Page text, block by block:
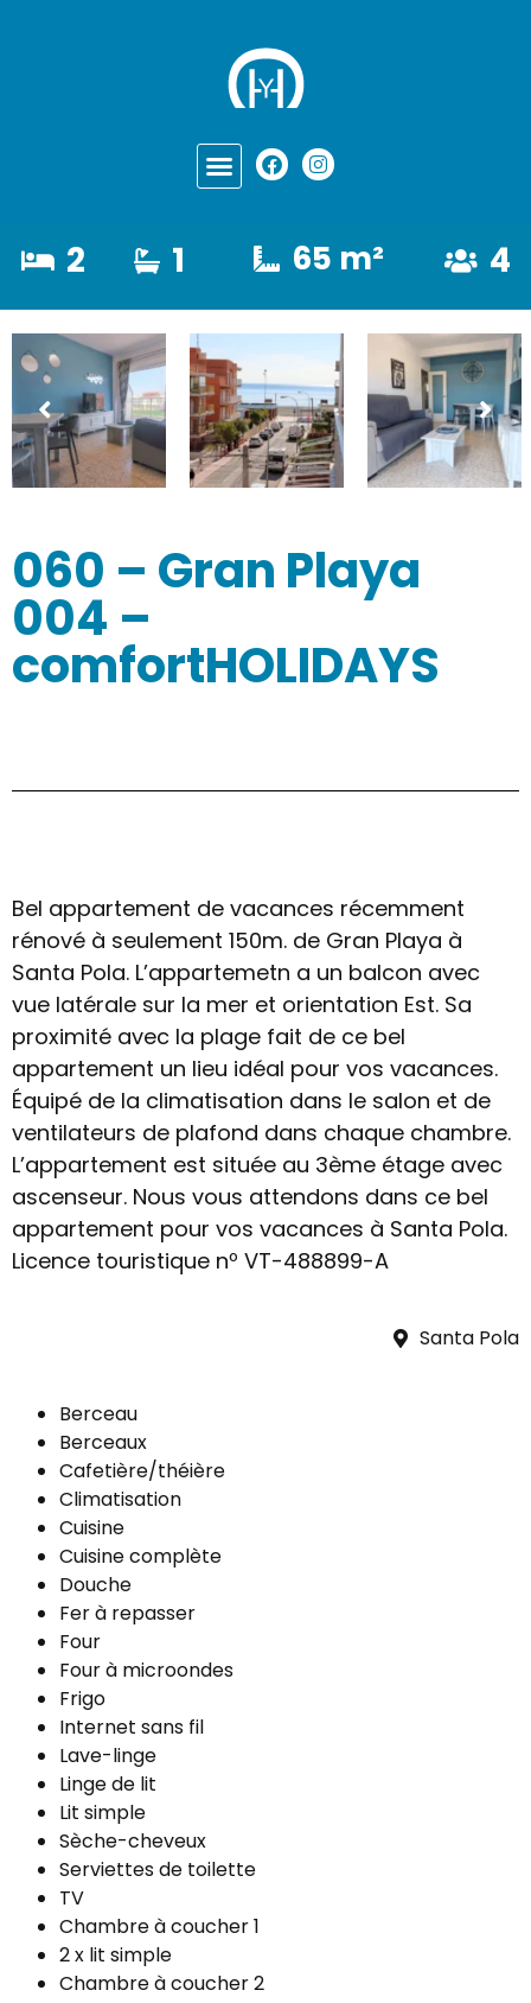
2 1 65 m² 4
060 – Gran Playa
004 –
comfortHOLIDAYS
Bel appartement de vacances récemment
rénové à seulement 150m. de Gran Playa à
Santa Pola. L’appartemetn a un balcon avec
vue latérale sur la mer et orientation Est. Sa
proximité avec la plage fait de ce bel
appartement un lieu idéal pour vos vacances.
Équipé de la climatisation dans le salon et de
ventilateurs de plafond dans chaque chambre.
L’appartement est située au 3ème étage avec
ascenseur. Nous vous attendons dans ce bel
appartement pour vos vacances à Santa Pola.
Licence touristique nº VT-488899-A
Santa Pola
Berceau
Berceaux
Cafetière/théière
Climatisation
Cuisine
Cuisine complète
Douche
Fer à repasser
Four
Four à microondes
Frigo
Internet sans fil
Lave-linge
Linge de lit
Lit simple
Sèche-cheveux
Serviettes de toilette
TV
Chambre à coucher 1
2 x lit simple
Chambre à coucher 2